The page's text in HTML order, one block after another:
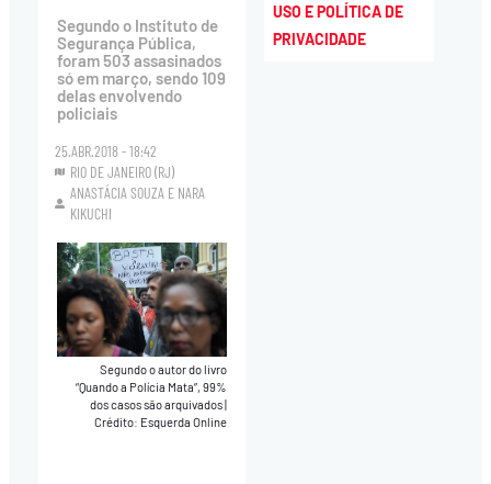
Segundo o Instituto de
Segurança Pública,
foram 503 assasinados
só em março, sendo 109
delas envolvendo
policiais
25.ABR.2018 - 18:42
RIO DE JANEIRO (RJ)
ANASTÁCIA SOUZA E NARA
KIKUCHI
Segundo o autor do livro
“Quando a Polícia Mata”, 99%
dos casos são arquivados|
Crédito: Esquerda Online
USO E POLÍTICA DE
PRIVACIDADE